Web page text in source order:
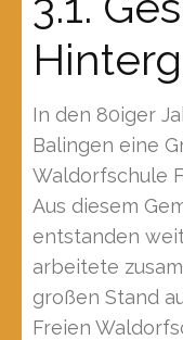
In den 80iger
Balingen eine
Waldorfschule
Aus diesem
entstanden
arbeitete
großen Stand
Freien